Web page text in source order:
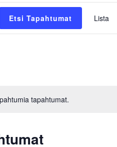
tapahtumat.
Etsi Tapahtumat Lista